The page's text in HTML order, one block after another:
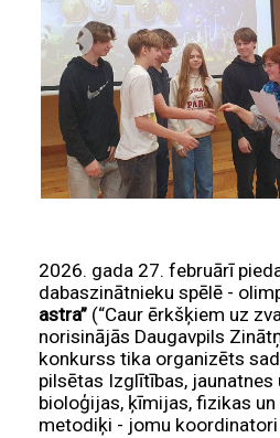
2026. gada 27. februārī
dabaszinātnieku spēlē -
astra” (“Caur ērkšķiem uz
norisinājās Daugavpils
konkurss tika organizēts
pilsētas Izglītības, jaunatnes
bioloģijas, ķīmijas, fizikas un
metodiķi - jomu koordinatori